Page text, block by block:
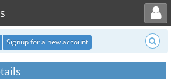
Toggle user menu
Signup for a new account